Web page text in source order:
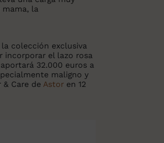
mama, la
colección exclusiva
incorporar el lazo rosa
aportará 32.000 euros a
maligno y
Care de Astor en 12